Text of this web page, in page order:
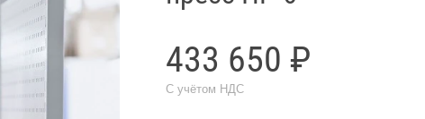
433 650 ₽
С учётом НДС